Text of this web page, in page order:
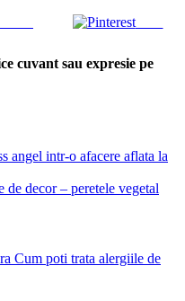
Save
cuvant sau expresie pe
angel intr-o afacere aflata la
de decor – peretele vegetal
Cum poti trata alergiile de